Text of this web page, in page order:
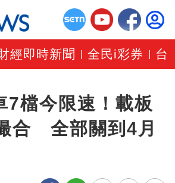
經即時新聞 |全民i彩券 台
7檔今限速！載板
合 全部關到4月